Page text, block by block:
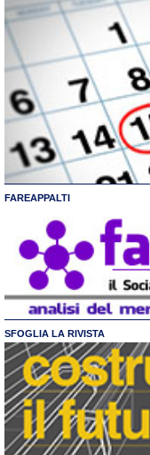
FAREAPPALTI
SFOGLIA LA RIVISTA